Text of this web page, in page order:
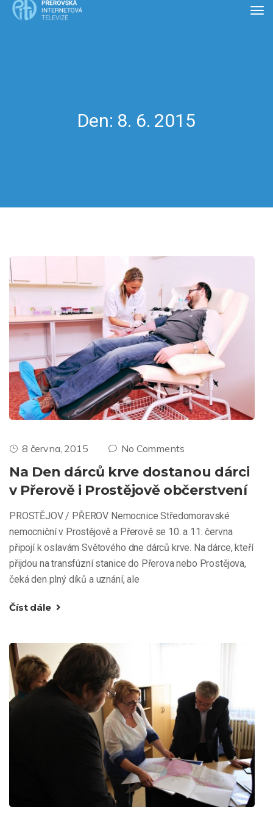
Den: 8. 6. 2015
8 června, 2015 No Comments
Na Den dárců krve dostanou dárci
v Přerově i Prostějově občerstvení
PROSTĚJOV / PŘEROV Nemocnice Středomoravské
nemocniční v Prostějově a Přerově se 10. a 11. června
připojí k oslavám Světového dne dárců krve. Na dárce, kteří
přijdou na transfúzní stanice do Přerova nebo Prostějova,
čeká den plný díků a uznání, ale
Číst dále